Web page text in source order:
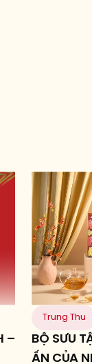
–
Trung Thu
BỘ SƯU
ẤN CỦA